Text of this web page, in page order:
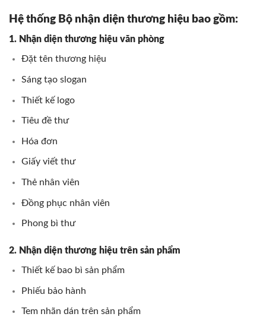
Hệ thống Bộ nhận diện thương hiệu bao gồm:
1. Nhận diện thương hiệu văn phòng
Đặt tên thương hiệu
Sáng tạo slogan
Thiết kế logo
Tiêu đề thư
Hóa đơn
Giấy viết thư
Thẻ nhân viên
Đồng phục nhân viên
Phong bì thư
2. Nhận diện thương hiệu trên sản phẩm
Thiết kế bao bì sản phẩm
Phiếu bảo hành
Tem nhãn dán trên sản phẩm